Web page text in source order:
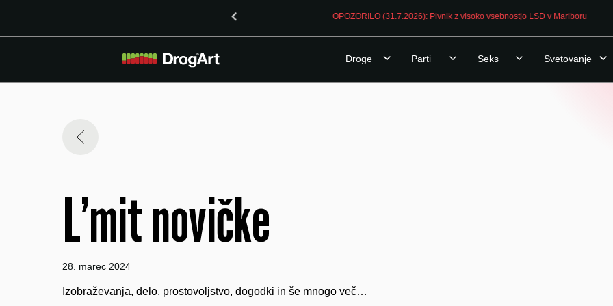
OPOZORILO (31.7.2026): Pivnik z visoko vsebnostjo LSD v Mariboru
Droge Parti Seks Svetovanje
L’mit novičke
28. marec 2024
Izobraževanja, delo, prostovoljstvo, dogodki in še mnogo več…